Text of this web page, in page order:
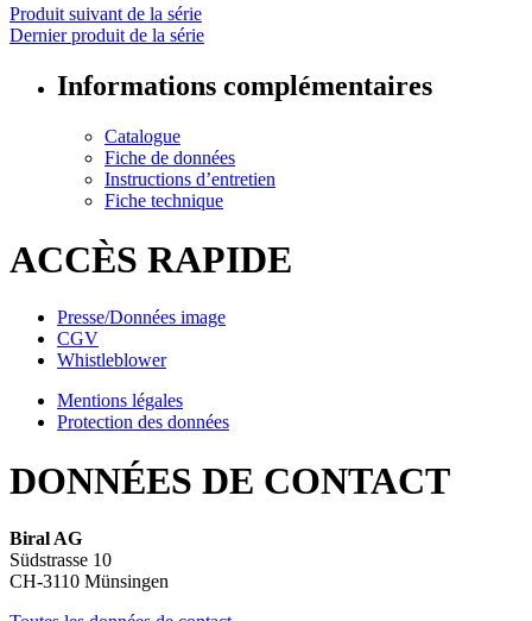
Produit suivant de la série
Dernier produit de la série
Informations complémentaires
Catalogue
Fiche de données
Instructions d’entretien
Fiche technique
ACCÈS RAPIDE
Presse/Données image
CGV
Whistleblower
Mentions légales
Protection des données
DONNÉES DE CONTACT
Biral AG
Südstrasse 10
CH-3110 Münsingen